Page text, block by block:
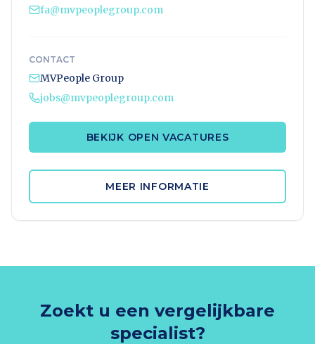
fa@mvpeoplegroup.com
CONTACT
MVPeople Group
jobs@mvpeoplegroup.com
BEKIJK OPEN VACATURES
MEER INFORMATIE
Zoekt u een vergelijkbare
specialist?